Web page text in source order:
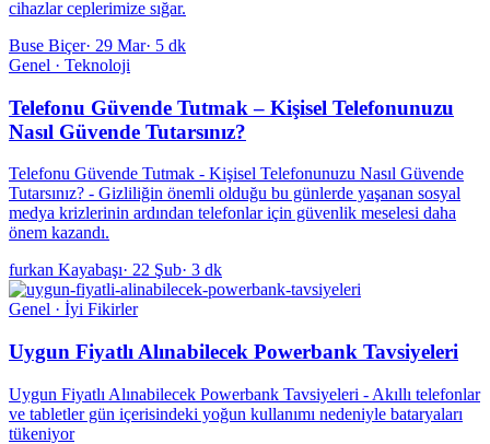
cihazlar ceplerimize sığar.
Buse Biçer· 29 Mar· 5 dk
Genel · Teknoloji
Telefonu Güvende Tutmak – Kişisel Telefonunuzu
Nasıl Güvende Tutarsınız?
Telefonu Güvende Tutmak - Kişisel Telefonunuzu Nasıl Güvende
Tutarsınız? - Gizliliğin önemli olduğu bu günlerde yaşanan sosyal
medya krizlerinin ardından telefonlar için güvenlik meselesi daha
önem kazandı.
furkan Kayabaşı· 22 Şub· 3 dk
Genel · İyi Fikirler
Uygun Fiyatlı Alınabilecek Powerbank Tavsiyeleri
Uygun Fiyatlı Alınabilecek Powerbank Tavsiyeleri - Akıllı telefonlar
ve tabletler gün içerisindeki yoğun kullanımı nedeniyle bataryaları
tükeniyor